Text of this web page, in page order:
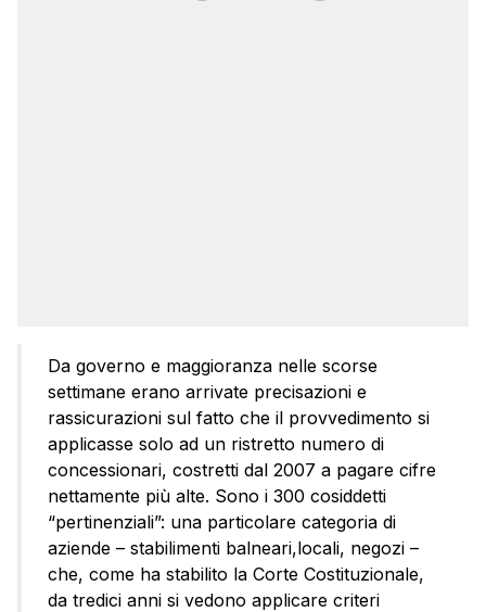
Da governo e maggioranza nelle scorse
settimane erano arrivate precisazioni e
rassicurazioni sul fatto che il provvedimento si
applicasse solo ad un ristretto numero di
concessionari, costretti dal 2007 a pagare cifre
nettamente più alte. Sono i 300 cosiddetti
“pertinenziali”: una particolare categoria di
aziende – stabilimenti balneari,locali, negozi –
che, come ha stabilito la Corte Costituzionale,
da tredici anni si vedono applicare criteri